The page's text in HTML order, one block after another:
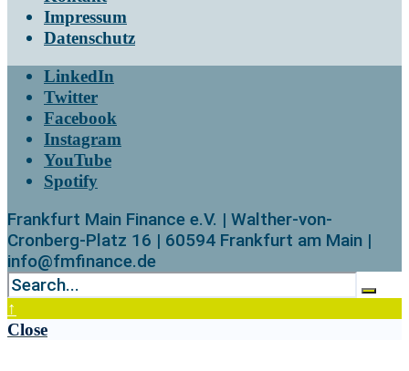
Impressum
Datenschutz
LinkedIn
Twitter
Facebook
Instagram
YouTube
Spotify
Frankfurt Main Finance e.V. | Walther-von-
Cronberg-Platz 16 | 60594 Frankfurt am Main |
info@fmfinance.de
↑
Close